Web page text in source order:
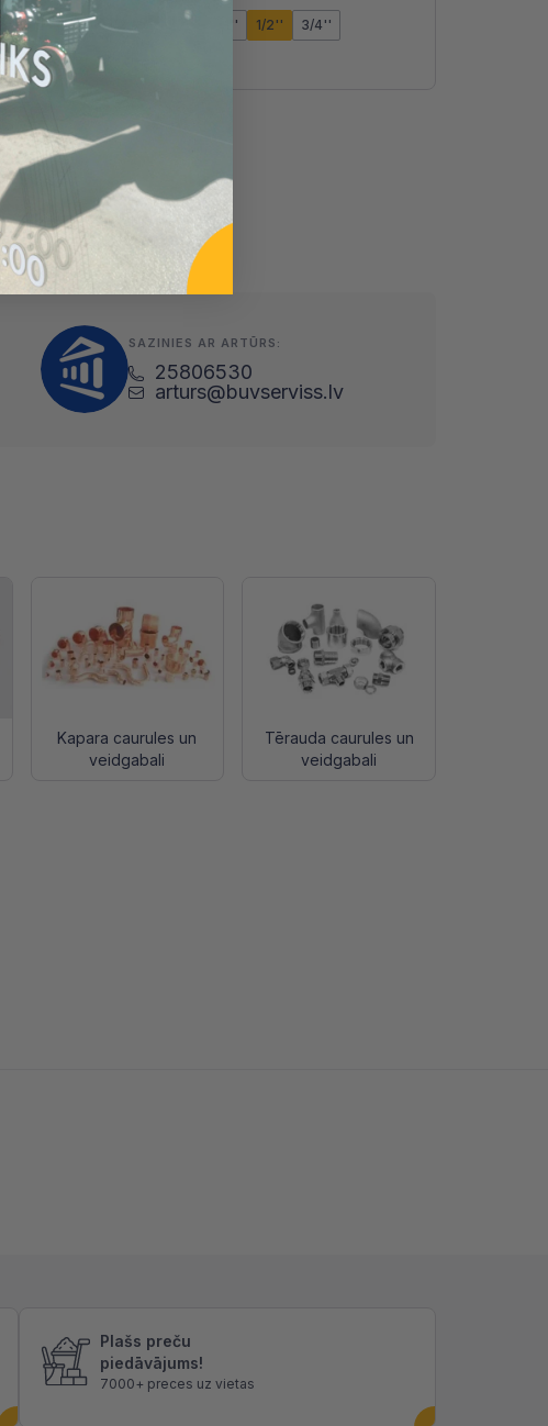
1.1/2'' 1.1/4''
2'' 3/4'' 3/8''
1'' 1/2'' 3/4''
SAZINIES AR ARTŪRS:
25806530
arturs@buvserviss.lv
Kapara caurules un
veidgabali
Tērauda caurules un
veidgabali
Plašs preču
piedāvājums!
7000+ preces uz vietas